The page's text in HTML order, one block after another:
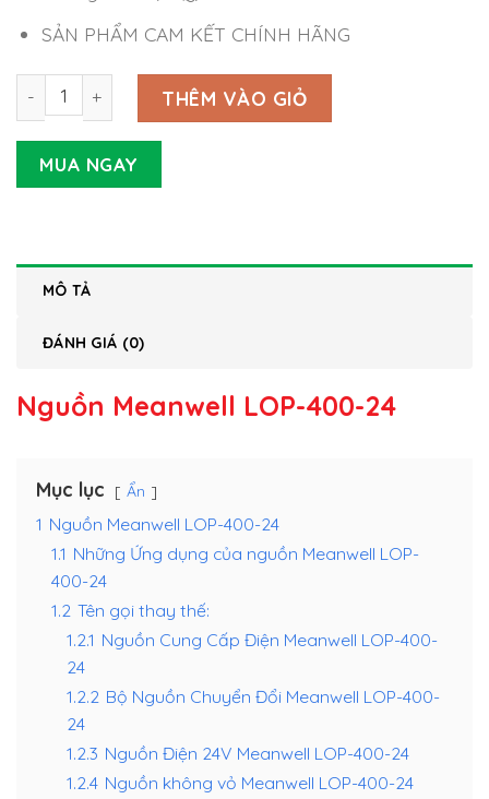
SẢN PHẨM CAM KẾT CHÍNH HÃNG
Nguồn Meanwell LOP-400-24 (400.8W 24V 16.7A) số
THÊM VÀO GIỎ
MUA NGAY
MÔ TẢ
ĐÁNH GIÁ (0)
Nguồn Meanwell LOP-400-24
Mục lục Ẩn
1 Nguồn Meanwell LOP-400-24
1.1 Những Ứng dụng của nguồn Meanwell LOP-
400-24
1.2 Tên gọi thay thế:
1.2.1 Nguồn Cung Cấp Điện Meanwell LOP-400-
24
1.2.2 Bộ Nguồn Chuyển Đổi Meanwell LOP-400-
24
1.2.3 Nguồn Điện 24V Meanwell LOP-400-24
1.2.4 Nguồn không vỏ Meanwell LOP-400-24